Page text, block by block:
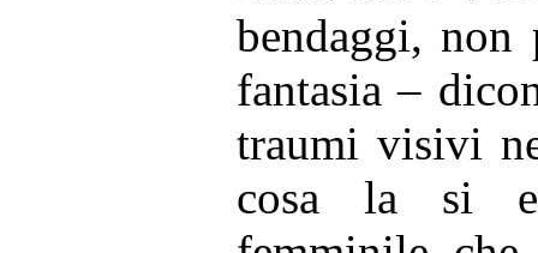
bendaggi, non
fantasia –
traumi visivi
cosa la si